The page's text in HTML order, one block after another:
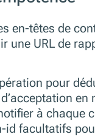
en-têtes de
une URL de
pour
en
à chaque
id facultatifs